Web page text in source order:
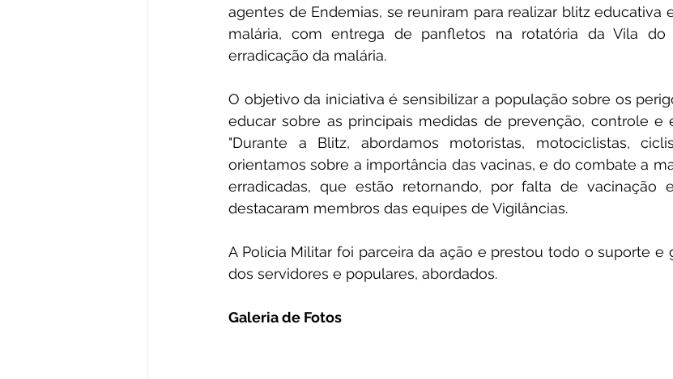
agentes de Endemias, se reuniram para realizar blitz educativa
malária, com entrega de panfletos na rotatória da Vila
erradicação da malária.
O objetivo da iniciativa é sensibilizar a população sobre os
educar sobre as principais medidas de prevenção, controle e
"Durante a Blitz, abordamos motoristas, motociclistas,
orientamos sobre a importância das vacinas, e do combate a
erradicadas, que estão retornando, por falta de vacinação
destacaram membros das equipes de Vigilâncias.
A Polícia Militar foi parceira da ação e prestou todo o suporte e
dos servidores e populares, abordados.
Galeria de Fotos